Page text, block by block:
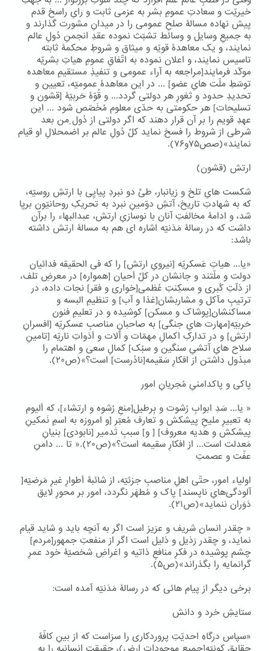
خیریّت و سعادتِ عمومِ بشر به عزمی ثابت و رایِ راسخ قدم
پیش نهاده مسالۀ صلحِ عمومی را در میدانِ مشورت گذارند و
به جمیعِ وسایل و وسائط تشبّث نموده عقدِ انجمنِ دُولِ عالم
نمایند، و یک معاهدۀ قویّه و میثاق و شروطِ محکمۀ ثابته
تاسیس نمایند، و اعلان نموده به اتّفاقِ عمومِ هیاتِ بشریّه
موکّد فرمایند[مراجعه به آراء عمومی و تنفیذِ مستقیمِ معاهده
توسّطِ ملّت هایِ عضو] ... در این معاهدۀ عمومیّه، تعیین و
تحدیدِ حدود و ثغورِ هر دولتی گردد... و قُوّۀ حَربیّۀ [قشون و
تسلیحات] هر حکومتی به حدّی معلوم مُخَصّص شود ... این
عهدِ قویم را بر آن قرار دهند که اگر دولتی از دُول ِمن بعد
شرطی از شروط را فسخ نماید کلِّ دُولِ عالم بر اضمحلالِ او قیام
نمایند»(صص۷۵و۷۶).
ارتش (قشون)
شکست هایِ تلخ و زیانبار، طیِّ دو نبردِ پیاپِی با ارتشِ روسیّه،
که به شهادتِ تاریخ، آتشِ دوّمینِ نبرد به تحریکِ روحانیّون برپا
شد، و ادامۀ مخالفتِ آنان با نوسازیِ ارتش، عبدالبهاء را برآن
داشت که در رسالۀ مَدَنیّه اشاره ای هم به مسالۀ ارتش داشته
باشد:
«یا... هیاتِ عَسکریّه [نیرویِ ارتش] را که فی الحقیقه فدائیان
دولت و ملّتند و جانشان در کلِّ اَحیان [همواره] در معرضِ تلف،
از ذلّتِ کُبری و مسکِنتِ عُظمی[خواری و فقر] نجات داده، در
ترتیبِ مآکل و مشاربشان[غذا و آب] و تنظیمِ البسه و
مساکنشان[پوشاک و مسکن] کوشیده و در تعلیمِ فنون
حَربیّه[مهارت هایِ جنگی] به صاحبانِ مناصبِ عسکریّه [افسرانِ
ارتش] و در تدارکِ اکمالِ مهمّات و آلات و اَدَواتِ ناریّه [تامینِ
سلاح هایِ آتشیِ سنگین و سبُک] کمالِ سعی و اهتمام را
مبذول داشتن از افکارِ سَقیمه[نادُرست] است؟»(ص۲۰).
پاکی و پاکدامنیِ مُجریانِ امور
« یا... سَدِ ابوابِ رُشوت و بِرطیل[منعِ رُشوه و ارتشاء]، که اَلیوم
به تعبیرِ ملیحِ پیشکش و تعارف مُعبّر [و امروزه به اسمِ نَمکینِ
پیشکش و هدیه معروف] [ و] سببِ تَدمیر [نابودی] بنیانِ
مَعدلت است... از افکارِ سقیمه است؟»(ص۲۰).« تا ... دامنِ
عفّت و عصمتِ
اولیاء امور، حتّی اهلِ مناصبِ جزئیّه، از شائبۀ اَطوارِ غیرِ مَرضیّه[
آلودگی‌هایِ ناپسند] پاک و مُطهَر نگردد، امور بر محورِ لایق
دَوَران ننماید»(ص۲۱).
« چقدر انسان شریف و عزیز است اگر به آنچه باید و شاید قیام
نماید، و چقدر رَذیل و ذلیل است اگر از منفعتِ جمهور[مردم]
چشم پوشیده در فکرِ منافعِ ذاتیه و اغراضِ شخصیّۀ خود عمرِ
گرانمایه را بگذراند»(ص۵).
برخی دیگر از پیام هائی که در رسالۀ مَدَنیّه آمده است:
ستایشِ خرد و دانش
«سپاس درگاهِ احدیّتِ پروردکاری را سزاست که از بینِ کافّۀ